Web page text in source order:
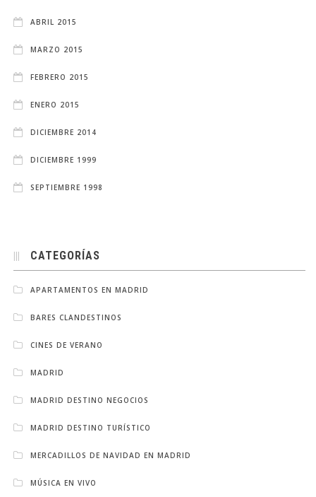
ABRIL 2015
MARZO 2015
FEBRERO 2015
ENERO 2015
DICIEMBRE 2014
DICIEMBRE 1999
SEPTIEMBRE 1998
CATEGORÍAS
APARTAMENTOS EN MADRID
BARES CLANDESTINOS
CINES DE VERANO
MADRID
MADRID DESTINO NEGOCIOS
MADRID DESTINO TURÍSTICO
MERCADILLOS DE NAVIDAD EN MADRID
MÚSICA EN VIVO